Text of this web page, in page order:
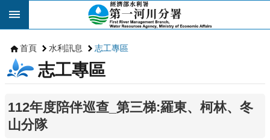
跳到主要內容區塊
首頁 水利訊息 志工專區
志工專區
112年度陪伴巡查_第三梯:羅東、柯林、冬
山分隊